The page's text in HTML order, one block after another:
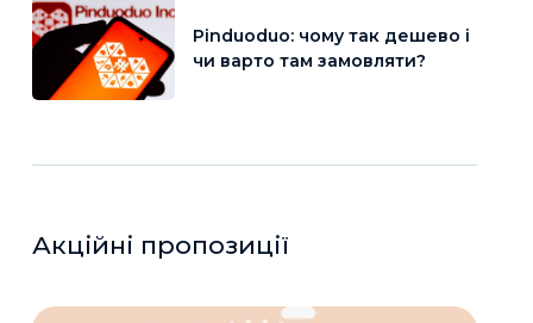
Pinduoduo: чому так дешево і
чи варто там замовляти?
Акційні пропозиції